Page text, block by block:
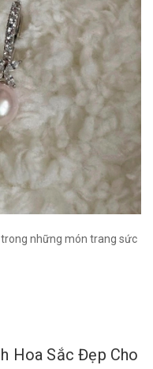
những món trang sức
Hoa Sắc Đẹp Cho